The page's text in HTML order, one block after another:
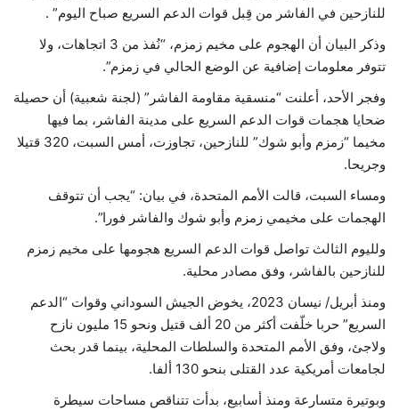
للنازحين في الفاشر من قِبل قوات الدعم السريع صباح اليوم” .
وذكر البيان أن الهجوم على مخيم زمزم، “نُفذ من 3 اتجاهات، ولا
تتوفر معلومات إضافية عن الوضع الحالي في زمزم”.
وفجر الأحد، أعلنت “منسقية مقاومة الفاشر” (لجنة شعبية) أن حصيلة
ضحايا هجمات قوات الدعم السريع على مدينة الفاشر، بما فيها
مخيما “زمزم وأبو شوك” للنازحين، تجاوزت، أمس السبت، 320 قتيلا
وجريحا.
ومساء السبت، قالت الأمم المتحدة، في بيان: “يجب أن تتوقف
الهجمات على مخيمي زمزم وأبو شوك والفاشر فورا”.
ولليوم الثالث تواصل قوات الدعم السريع هجومها على مخيم زمزم
للنازحين بالفاشر، وفق مصادر محلية.
ومنذ أبريل/ نيسان 2023، يخوض الجيش السوداني وقوات “الدعم
السريع” حربا خلّفت أكثر من 20 ألف قتيل ونحو 15 مليون نازح
ولاجئ، وفق الأمم المتحدة والسلطات المحلية، بينما قدر بحث
لجامعات أمريكية عدد القتلى بنحو 130 ألفا.
وبوتيرة متسارعة ومنذ أسابيع، بدأت تتناقص مساحات سيطرة